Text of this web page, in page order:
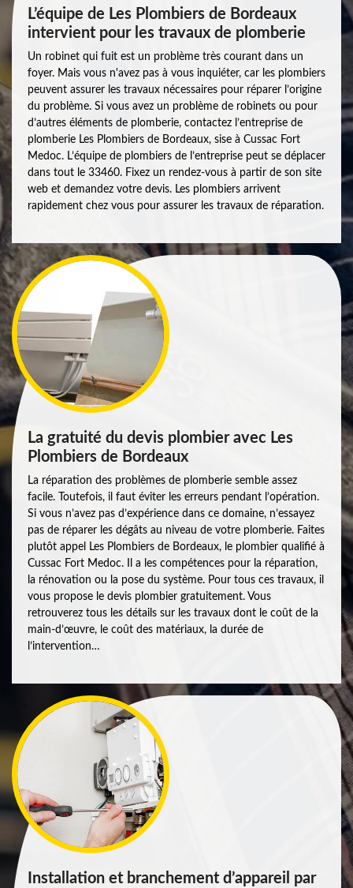
L’équipe de Les Plombiers de Bordeaux
intervient pour les travaux de plomberie
Un robinet qui fuit est un problème très courant dans un
foyer. Mais vous n'avez pas à vous inquiéter, car les plombiers
peuvent assurer les travaux nécessaires pour réparer l’origine
du problème. Si vous avez un problème de robinets ou pour
d’autres éléments de plomberie, contactez l’entreprise de
plomberie Les Plombiers de Bordeaux, sise à Cussac Fort
Medoc. L’équipe de plombiers de l’entreprise peut se déplacer
dans tout le 33460. Fixez un rendez-vous à partir de son site
web et demandez votre devis. Les plombiers arrivent
rapidement chez vous pour assurer les travaux de réparation.
La gratuité du devis plombier avec Les
Plombiers de Bordeaux
La réparation des problèmes de plomberie semble assez
facile. Toutefois, il faut éviter les erreurs pendant l’opération.
Si vous n’avez pas d’expérience dans ce domaine, n’essayez
pas de réparer les dégâts au niveau de votre plomberie. Faites
plutôt appel Les Plombiers de Bordeaux, le plombier qualifié à
Cussac Fort Medoc. Il a les compétences pour la réparation,
la rénovation ou la pose du système. Pour tous ces travaux, il
vous propose le devis plombier gratuitement. Vous
retrouverez tous les détails sur les travaux dont le coût de la
main-d’œuvre, le coût des matériaux, la durée de
l’intervention…
Installation et branchement d’appareil par